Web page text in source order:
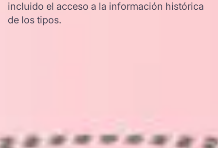
incluido el acceso a la información histórica
de los tipos.